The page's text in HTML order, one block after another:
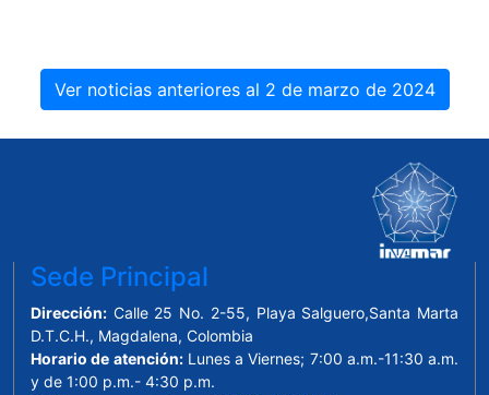
Ver noticias anteriores al 2 de marzo de 2024
Sede Principal
Dirección: Calle 25 No. 2-55, Playa Salguero,Santa Marta
D.T.C.H., Magdalena, Colombia
Horario de atención:Lunes a Viernes; 7:00 a.m.-11:30 a.m.
y de 1:00 p.m.- 4:30 p.m.